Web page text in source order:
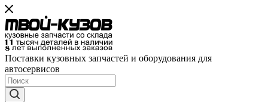
Поставки кузовных запчастей и оборудования для
автосервисов